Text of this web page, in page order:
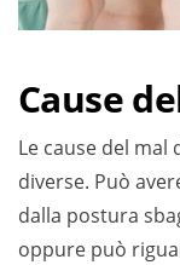
Cause
Le cause del
diverse. Può
dalla postura
oppure può